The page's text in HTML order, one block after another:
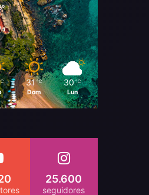
h
31 ℃
Dom
30 ℃
Lun
25.600